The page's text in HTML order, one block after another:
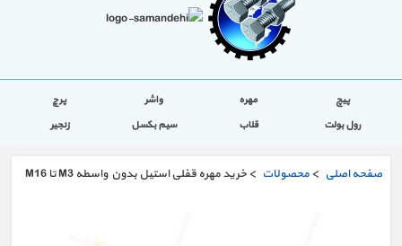
پیچ مهره واشر
پرچ
رول بولت
قلاب سیم بکسل زنجیر
صفحه اصلی > محصولات > خرید مهره قفلی استیل بدون واسطه M3 تا M16